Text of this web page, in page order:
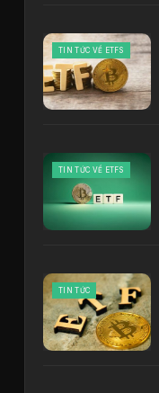
TIN TỨC VỀ ETFS
TIN TỨC VỀ ETFS
TIN TỨC